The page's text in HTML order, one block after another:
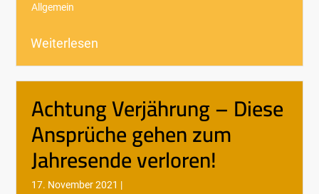
Allgemein
Weiterlesen
Achtung Verjährung – Diese
Ansprüche gehen zum
Jahresende verloren!
17. November 2021 |